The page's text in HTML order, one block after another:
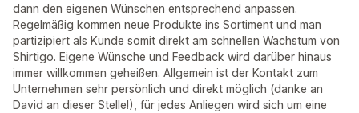
dann den eigenen Wünschen entsprechend anpassen.
Regelmäßig kommen neue Produkte ins Sortiment und man
partizipiert als Kunde somit direkt am schnellen Wachstum von
Shirtigo. Eigene Wünsche und Feedback wird darüber hinaus
immer willkommen geheißen. Allgemein ist der Kontakt zum
Unternehmen sehr persönlich und direkt möglich (danke an
David an dieser Stelle!), für jedes Anliegen wird sich um eine